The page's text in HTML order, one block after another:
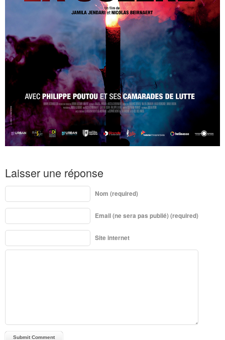
Laisser une réponse
Nom (required)
Email (ne sera pas publié) (required)
Site internet